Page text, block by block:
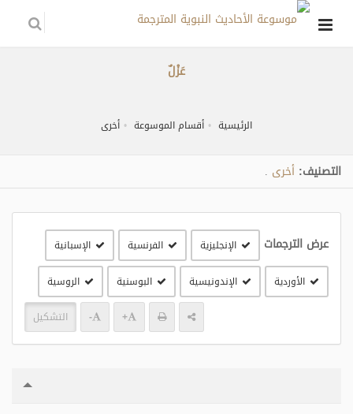
عَزْلٌ
الرئيسية أقسام الموسوعة أخرى
التصنيف: أخرى
عرض الترجمات الإنجليزية الفرنسية الإسبانية
الأوردية الإندونيسية البوسنية الروسية
+
- التشكيل